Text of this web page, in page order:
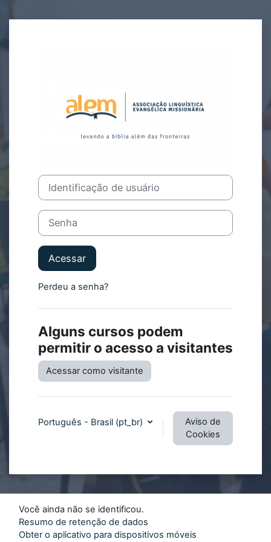
Identificação de usuário
Senha
Acessar
Perdeu a senha?
Alguns cursos podem
permitir o acesso a visitantes
Acessar como visitante
Português - Brasil ‎(pt_br)‎
Aviso de
Cookies
Você ainda não se identificou.
Resumo de retenção de dados
Obter o aplicativo para dispositivos móveis